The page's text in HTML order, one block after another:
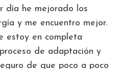
día he mejorado los
y me encuentro mejor.
estoy en completa
de adaptación y
de que poco a poco